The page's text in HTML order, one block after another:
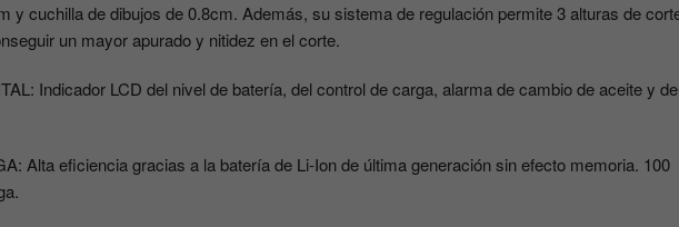
y cuchilla de dibujos de 0.8cm. Además, su sistema de regulación permite 3 alturas de
un mayor apurado y nitidez en el corte.
Indicador LCD del nivel de batería, del control de carga, alarma de cambio de aceite y de
Alta eficiencia gracias a la batería de Li-Ion de última generación sin efecto memoria. 100